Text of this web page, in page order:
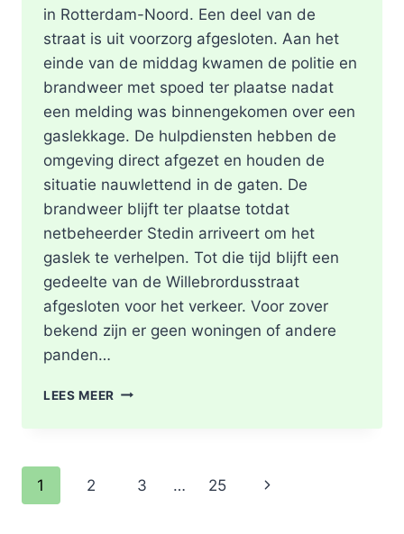
in Rotterdam-Noord. Een deel van de
straat is uit voorzorg afgesloten. Aan het
einde van de middag kwamen de politie en
brandweer met spoed ter plaatse nadat
een melding was binnengekomen over een
gaslekkage. De hulpdiensten hebben de
omgeving direct afgezet en houden de
situatie nauwlettend in de gaten. De
brandweer blijft ter plaatse totdat
netbeheerder Stedin arriveert om het
gaslek te verhelpen. Tot die tijd blijft een
gedeelte van de Willebrordusstraat
afgesloten voor het verkeer. Voor zover
bekend zijn er geen woningen of andere
panden…
LEES MEER GASLEKKAGE
Paginanavigatie
1 2 3 … 25
Volgende